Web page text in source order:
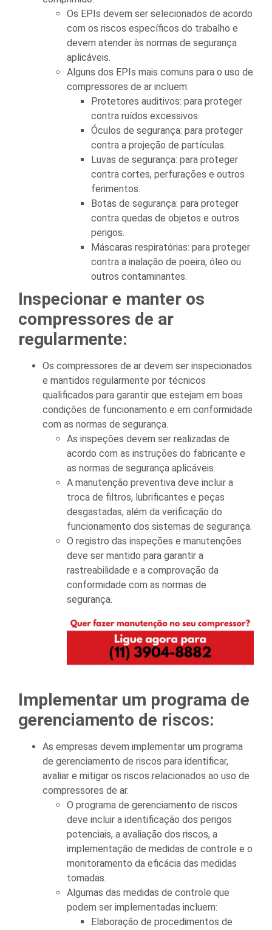
Os EPIs devem ser selecionados de acordo
com os riscos específicos do trabalho e
devem atender às normas de segurança
aplicáveis.
Alguns dos EPIs mais comuns para o uso de
compressores de ar incluem:
Protetores auditivos: para proteger
contra ruídos excessivos.
Óculos de segurança: para proteger
contra a projeção de partículas.
Luvas de segurança: para proteger
contra cortes, perfurações e outros
ferimentos.
Botas de segurança: para proteger
contra quedas de objetos e outros
perigos.
Máscaras respiratórias: para proteger
contra a inalação de poeira, óleo ou
outros contaminantes.
Inspecionar e manter os
compressores de ar
regularmente:
Os compressores de ar devem ser inspecionados
e mantidos regularmente por técnicos
qualificados para garantir que estejam em boas
condições de funcionamento e em conformidade
com as normas de segurança.
As inspeções devem ser realizadas de
acordo com as instruções do fabricante e
as normas de segurança aplicáveis.
A manutenção preventiva deve incluir a
troca de filtros, lubrificantes e peças
desgastadas, além da verificação do
funcionamento dos sistemas de segurança.
O registro das inspeções e manutenções
deve ser mantido para garantir a
rastreabilidade e a comprovação da
conformidade com as normas de
segurança.
Implementar um programa de
gerenciamento de riscos:
As empresas devem implementar um programa
de gerenciamento de riscos para identificar,
avaliar e mitigar os riscos relacionados ao uso de
compressores de ar.
O programa de gerenciamento de riscos
deve incluir a identificação dos perigos
potenciais, a avaliação dos riscos, a
implementação de medidas de controle e o
monitoramento da eficácia das medidas
tomadas.
Algumas das medidas de controle que
podem ser implementadas incluem:
Elaboração de procedimentos de